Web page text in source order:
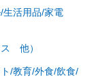
/生活用品/家電
他）
/教育/外食/飲食/